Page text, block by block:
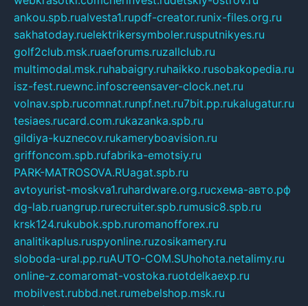
ankou.spb.rualvesta1.rupdf-creator.runix-files.org.ru
sakhatoday.ruelektrikersymboler.rusputnikyes.ru
golf2club.msk.ruaeforums.ruzallclub.ru
multimodal.msk.ruhabaigry.ruhaikko.rusobakopedia.ru
isz-fest.ruewnc.infoscreensaver-clock.net.ru
volnav.spb.rucomnat.runpf.net.ru7bit.pp.rukalugatur.ru
tesiaes.rucard.com.rukazanka.spb.ru
gildiya-kuznecov.rukameryboavision.ru
griffoncom.spb.rufabrika-emotsiy.ru
PARK-MATROSOVA.RUagat.spb.ru
avtoyurist-moskva1.ruhardware.org.ruсхема-авто.рф
dg-lab.ruangrup.rurecruiter.spb.rumusic8.spb.ru
krsk124.rukubok.spb.ruromanofforex.ru
analitikaplus.ruspyonline.ruzosikamery.ru
sloboda-ural.pp.ruAUTO-COM.SUhohota.netalimy.ru
online-z.comaromat-vostoka.ruotdelkaexp.ru
mobilvest.rubbd.net.rumebelshop.msk.ru